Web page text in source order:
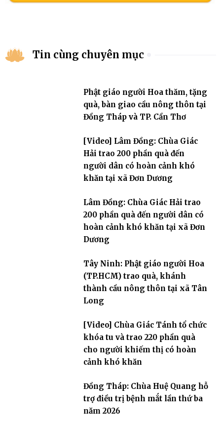
Tin cùng chuyên mục
Phật giáo người Hoa thăm, tặng
quà, bàn giao cầu nông thôn tại
Đồng Tháp và TP. Cần Thơ
[Video] Lâm Đồng: Chùa Giác
Hải trao 200 phần quà đến
người dân có hoàn cảnh khó
khăn tại xã Đơn Dương
Lâm Đồng: Chùa Giác Hải trao
200 phần quà đến người dân có
hoàn cảnh khó khăn tại xã Đơn
Dương
Tây Ninh: Phật giáo người Hoa
(TP.HCM) trao quà, khánh
thành cầu nông thôn tại xã Tân
Long
[Video] Chùa Giác Tánh tổ chức
khóa tu và trao 220 phần quà
cho người khiếm thị có hoàn
cảnh khó khăn
Đồng Tháp: Chùa Huệ Quang hỗ
trợ điều trị bệnh mắt lần thứ ba
năm 2026